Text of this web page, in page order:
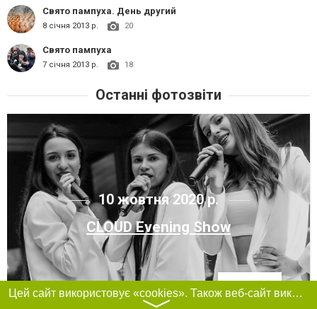
Свято пампуха. День другий
8 січня 2013 р. 20
Свято пампуха
7 січня 2013 р. 18
Останні фотозвіти
10 жовтня 2020 р.
CLOUD Evening Show
Фільтри
Цей сайт використовує «cookies». Також веб-сайт використовує інтернет-сервіс для збору технічних даних стосовно відвідувачів з метою отримання маркетингової та статистичної інформації. Умови обробки даних відвідувачів сайту див.
〉